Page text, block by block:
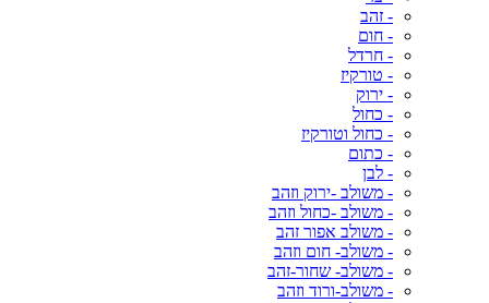
- זהב
- חום
- חרדל
- טורקיז
- ירוק
- כחול
- כחול וטורקיז
- כתום
- לבן
- משולב -ירוק וזהב
- משולב -כחול וזהב
- משולב אפור זהב
- משולב- חום וזהב
- משולב- שחור-זהב
- משולב-ורוד וזהב